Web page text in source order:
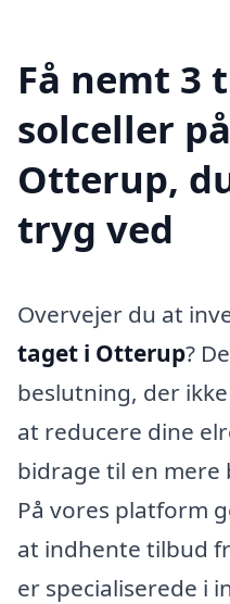
Få nemt 3
solceller
Otterup,
tryg ved
Overvejer du at
taget i Otterup?
beslutning, der
at reducere dine
bidrage til en
På vores platform
at indhente tilbud
er specialiserede i